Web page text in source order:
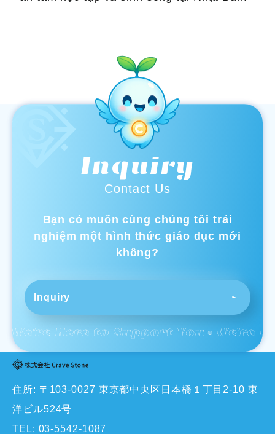
Inquiry
Contact Us
Bạn có muốn cùng chúng tôi trải
nghiệm một hình thức giáo dục mới
không?
Inquiry
住所: 〒103-0027 東京都中央区日本橋１丁目2-10 東
洋ビル524号
TEL: 03-5542-1087